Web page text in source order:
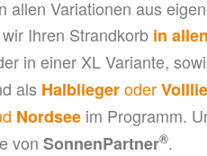
Variationen aus
Ihren Strandkorb in
in einer XL Variante,
als Halbliegeroder
Nordsee im Programm.
vonSonnenPartner®.